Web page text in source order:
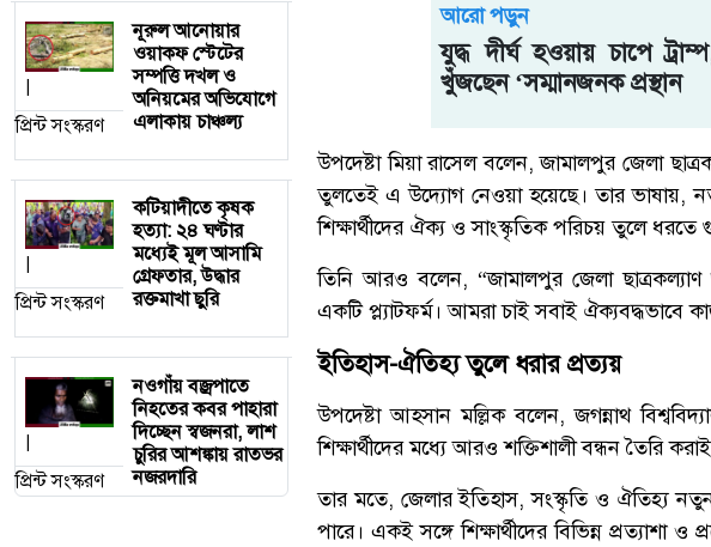
|
প্রিন্ট সংস্করণ
নূরুল আনোয়ার
ওয়াকফ স্টেটের
সম্পত্তি দখল ও
অনিয়মের অভিযোগে
এলাকায় চাঞ্চল্য
|
প্রিন্ট সংস্করণ
কটিয়াদীতে কৃষক
হত্যা: ২৪ ঘণ্টার
মধ্যেই মূল আসামি
গ্রেফতার, উদ্ধার
রক্তমাখা ছুরি
|
প্রিন্ট সংস্করণ
নওগাঁয় বজ্রপাতে
নিহতের কবর পাহারা
দিচ্ছেন স্বজনরা, লাশ
চুরির আশঙ্কায় রাতভর
নজরদারি
আরো পড়ুন
যুদ্ধ দীর্ঘ হওয়ায় চাপে
খুঁজছেন ‘সম্মানজনক প্রস্থান
উপদেষ্টা মিয়া রাসেল বলেন, জামালপুর জেলা
তুলতেই এ উদ্যোগ নেওয়া হয়েছে। তার ভাষায়,
শিক্ষার্থীদের ঐক্য ও সাংস্কৃতিক পরিচয় তুলে ধরতে
তিনি আরও বলেন, “জামালপুর জেলা
একটি প্ল্যাটফর্ম। আমরা চাই সবাই ঐক্যবদ্ধভাবে
ইতিহাস-ঐতিহ্য তুলে ধরার প্রত্যয়
উপদেষ্টা আহসান মল্লিক বলেন, জগন্নাথ
শিক্ষার্থীদের মধ্যে আরও শক্তিশালী বন্ধন তৈরি
তার মতে, জেলার ইতিহাস, সংস্কৃতি ও ঐতিহ্য
পারে। একই সঙ্গে শিক্ষার্থীদের বিভিন্ন